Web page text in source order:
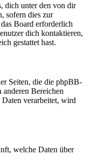
dich unter den von dir
sofern dies zur
Board erforderlich
dich kontaktieren,
gestattet hast.
Seiten, die die phpBB-
anderen Bereichen
Daten verarbeitet, wird
welche Daten über